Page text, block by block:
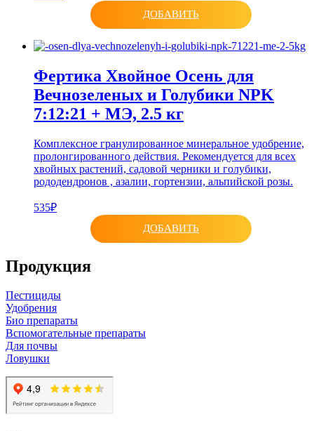
ДОБАВИТЬ
Фертика Хвойное Осень для
Вечнозеленых и Голубики NPK
7:12:21 + МЭ, 2.5 кг
Комплексное гранулированное минеральное удобрение,
пролонгированного действия. Рекомендуется для всех
хвойных растений, садовой черники и голубики,
рододендронов , азалии, гортензии, альпийской розы.
535₽
ДОБАВИТЬ
Продукция
Пестициды
Удобрения
Био препараты
Вспомогательные препараты
Для почвы
Ловушки